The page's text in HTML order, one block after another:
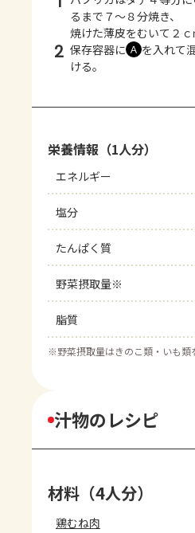
るまで７～８分焼き、
焼けた薄皮をむいて２ｃ
2 保存容器に Ａ を入れて
ける。
栄養情報（1人分）
エネルギー
塩分
たんぱく質
野菜摂取量※
脂質
※野菜摂取量はきのこ類・いも類
汁物のレシピ
材料（4人分）
鶏むね肉